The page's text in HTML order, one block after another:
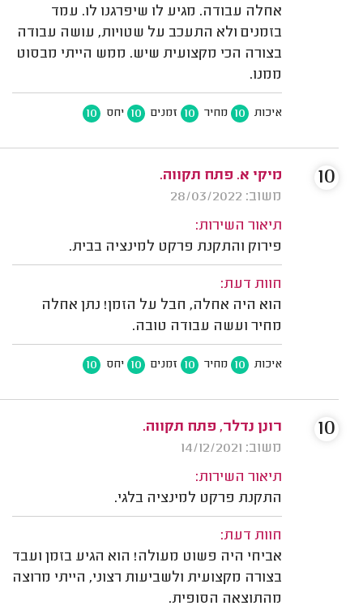
אחלה עבודה. מגיע לו שיפרגנו לו. עמד
בזמנים ולא התעכב על שטויות, עושה עבודה
בצורה הכי מקצועית שיש. ממש הייתי מבסוט
ממנו.
איכות 10 מחיר 10 זמנים 10 יחס 10
מיקי א. פתח תקווה.
משוב: 28/03/2022
תיאור השירות:
פירוק והתקנת פרקט למינציה בבית.
חוות דעת:
הוא היה אחלה, חבל על הזמן! נתן אחלה
מחיר ועשה עבודה טובה.
איכות 10 מחיר 10 זמנים 10 יחס 10
10
רונן נדלר, פתח תקווה.
משוב: 14/12/2021
תיאור השירות:
התקנת פרקט למינציה בלגי.
חוות דעת:
אביחי היה פשוט מעולה! הוא הגיע בזמן ועבד
בצורה מקצועית ולשביעות רצוני, הייתי מרוצה
מהתוצאה הסופית.
10